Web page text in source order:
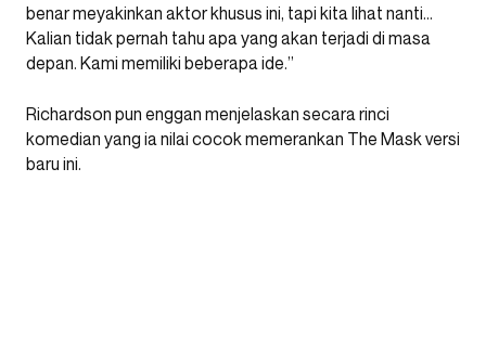
benar meyakinkan aktor khusus ini, tapi kita lihat nanti…
Kalian tidak pernah tahu apa yang akan terjadi di masa
depan. Kami memiliki beberapa ide.”
Richardson pun enggan menjelaskan secara rinci
komedian yang ia nilai cocok memerankan The Mask versi
baru ini.